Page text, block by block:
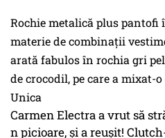
Rochie metalică plus
materie de combinaţii
arată fabulos în rochia gri
de crocodil, pe care a mixat-
Unica
Carmen Electra a vrut să
n picioare, şi a reuşit!